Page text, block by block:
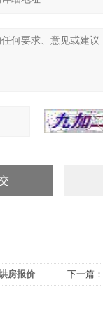
房报价 下一篇：